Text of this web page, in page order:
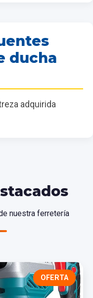
ducha
adquirida
nuestra ferretería
OFERTA